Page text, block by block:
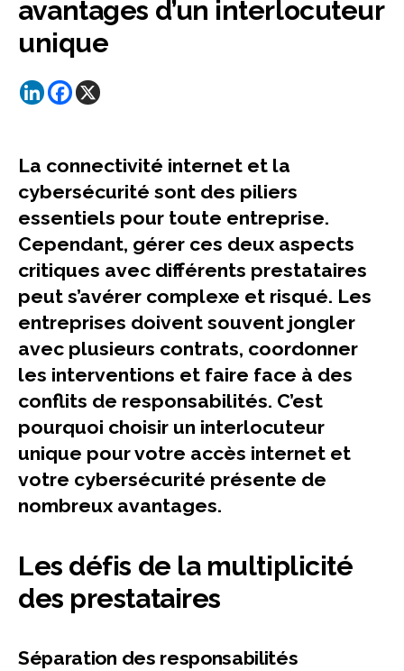
avantages d’un interlocuteur
unique
La connectivité internet et la
cybersécurité sont des piliers
essentiels pour toute entreprise.
Cependant, gérer ces deux aspects
critiques avec différents prestataires
peut s’avérer complexe et risqué. Les
entreprises doivent souvent jongler
avec plusieurs contrats, coordonner
les interventions et faire face à des
conflits de responsabilités. C’est
pourquoi choisir un interlocuteur
unique pour votre accès internet et
votre cybersécurité présente de
nombreux avantages.
Les défis de la multiplicité
des prestataires
Séparation des responsabilités